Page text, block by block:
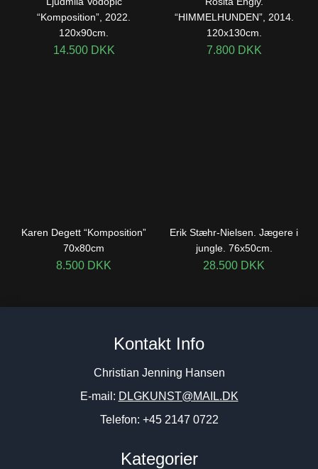
“Komposition”, 2022.
120x90cm.
14.500 DKK
“HIMMELHUNDEN”, 2014.
120x130cm.
7.800 DKK
Karen Degett “Komposition”
70x80cm
8.500 DKK
Erik Stæhr-Nielsen. Jægere i
jungle. 76x50cm.
28.500 DKK
Kontakt Info
Christian Jenning Hansen
E-mail: DLGKUNST@MAIL.DK
Telefon: +45 2147 0722
Kategorier